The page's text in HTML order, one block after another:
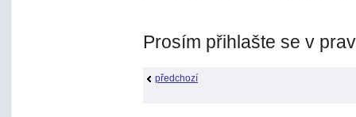
Prosím přihlašte se v
předchozí